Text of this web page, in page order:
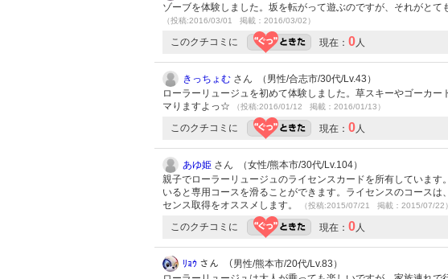
ゾーブを体験しました。坂を転がって遊ぶのですが、それがと
（投稿:2016/03/01 掲載：2016/03/02）
このクチコミに 現在： 0人
きっちょむ さん （男性/合志市/30代/Lv.43）
ローラーリュージュを初めて体験しました。草スキーやゴーカ
マりますよっ☆
（投稿:2016/01/12 掲載：2016/01/13）
このクチコミに 現在： 0人
あゆ姫 さん （女性/熊本市/30代/Lv.104）
親子でローラーリュージュのライセンスカードを所有していま
いると専用コースを滑ることができます。ライセンスのコース
センス取得をオススメします。
（投稿:2015/07/21 掲載：2015/07/22）
このクチコミに 現在： 0人
ﾘｮｳ さん （男性/熊本市/20代/Lv.83）